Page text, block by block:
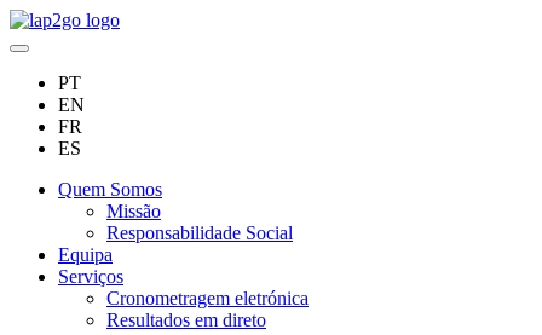
PT
EN
FR
ES
Quem Somos
Missão
Responsabilidade Social
Equipa
Serviços
Cronometragem eletrónica
Resultados em direto